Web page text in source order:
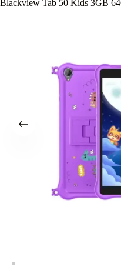
Blackview Tab 50 Kids 3GB